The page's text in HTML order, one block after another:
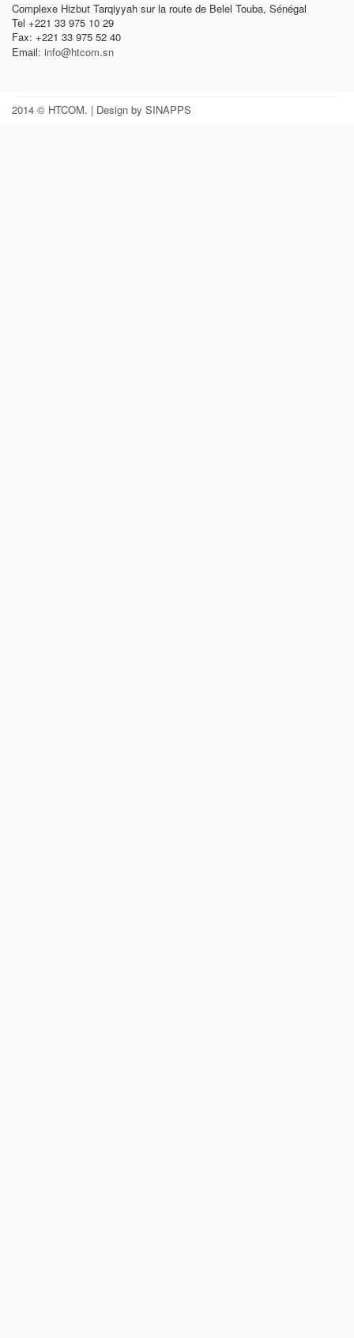
Complexe Hizbut Tarqiyyah sur la route de Belel Touba, Sénégal
Tel +221 33 975 10 29
Fax: +221 33 975 52 40
Email: info@htcom.sn
2014 © HTCOM. | Design by SINAPPS